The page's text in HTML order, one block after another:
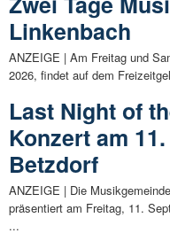
Linkenbach
ANZEIGE | Am Freitag und
2026, findet auf dem
Last Night of
Konzert am
Betzdorf
ANZEIGE | Die
präsentiert am Freitag, 11.
...